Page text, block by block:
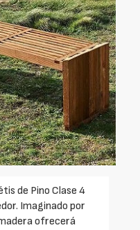
de Pino Clase 4
Imaginado por
ofrecerá